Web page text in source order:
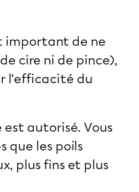
important de ne
cire ni de pince),
l'efficacité du
est autorisé. Vous
que les poils
plus fins et plus